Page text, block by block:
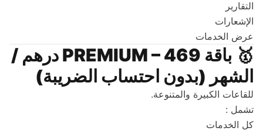
التقارير
الإشعارات
عرض الخدمات
🥇
باقة PREMIUM – 469 درهم /
الشهر (بدون احتساب الضريبة)
للقاعات الكبيرة والمتنوعة.
تشمل :
كل الخدمات